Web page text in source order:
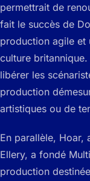
permettrait de
fait le succès de
production agile et
culture
libérer les
production
artistiques ou de
En parallèle, Hoar,
Ellery, a fondé
production